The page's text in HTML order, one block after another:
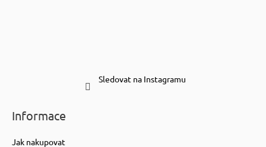
Sledovat na Instagramu
Informace
Jak nakupovat